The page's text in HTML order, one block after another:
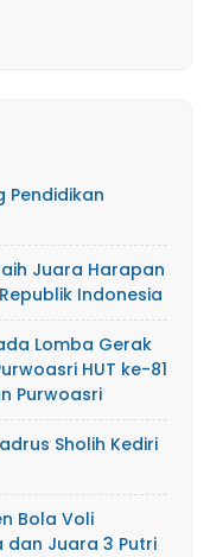
Pendidikan
Juara Harapan
Indonesia
Lomba Gerak
HUT ke-81
Purwoasri
Sholih Kediri
Bola Voli
dan Juara 3 Putri